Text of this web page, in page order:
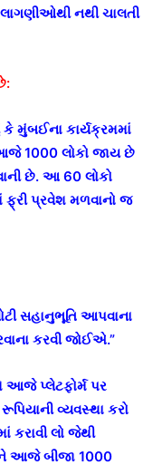
નથી ચાલતી
મુંબઈના કાર્યક્રમમાં
1000 લોકો જાય છે
છે. આ 60 લોકો
પ્રવેશ મળવાનો જ
સહાનુભૂતિ આપવાના
કરવી જોઈએ.”
પ્લેટફોર્મ પર
વ્યવસ્થા કરો
કરાવી લો જેથી
આજે બીજા 1000